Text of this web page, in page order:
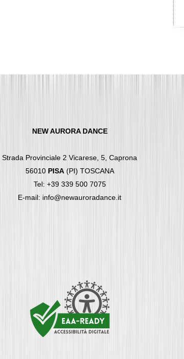
NEW AURORA DANCE
Strada Provinciale 2 Vicarese, 5, Caprona
56010 PISA(PI) TOSCANA
Tel: +39 339 500 7075
E-mail: info@newauroradance.it